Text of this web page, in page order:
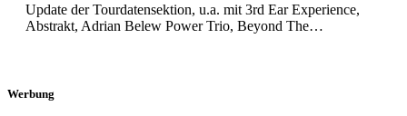
Update der Tourdatensektion, u.a. mit 3rd Ear Experience,
Abstrakt, Adrian Belew Power Trio, Beyond The…
Werbung